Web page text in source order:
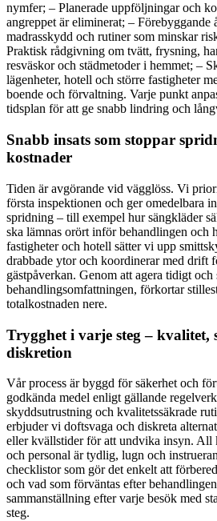
nymfer; – Planerade uppföljningar och
angreppet är eliminerat; – Förebyggande
madrasskydd och rutiner som minskar
Praktisk rådgivning om tvätt, frysning,
resväskor och städmetoder i hemmet; –
lägenheter, hotell och större fastigheter
boende och förvaltning. Varje punkt
tidsplan för att ge snabb lindring och
Snabb insats som stoppar
kostnader
Tiden är avgörande vid vägglöss. Vi
första inspektionen och ger omedelbara
spridning – till exempel hur sängkläder
ska lämnas orört inför behandlingen och
fastigheter och hotell sätter vi upp
drabbade ytor och koordinerar med drift
gästpåverkan. Genom att agera tidigt
behandlingsomfattningen, förkortar
totalkostnaden nere.
Trygghet i varje steg – kvalitet,
diskretion
Vår process är byggd för säkerhet och
godkända medel enligt gällande
skyddsutrustning och kvalitetssäkrade
erbjuder vi doftsvaga och diskreta
eller kvällstider för att undvika insyn. All
och personal är tydlig, lugn och
checklistor som gör det enkelt att
och vad som förväntas efter
sammanställning efter varje besök med
steg.